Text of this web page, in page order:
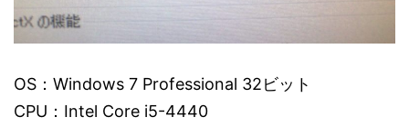
OS：Windows 7 Professional 32ビット
CPU：Intel Core i5-4440